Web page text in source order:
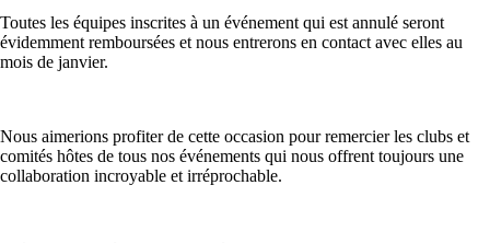
Toutes les équipes inscrites à un événement qui est annulé seront
évidemment remboursées et nous entrerons en contact avec elles au
mois de janvier.
Nous aimerions profiter de cette occasion pour remercier les clubs et
comités hôtes de tous nos événements qui nous offrent toujours une
collaboration incroyable et irréprochable.